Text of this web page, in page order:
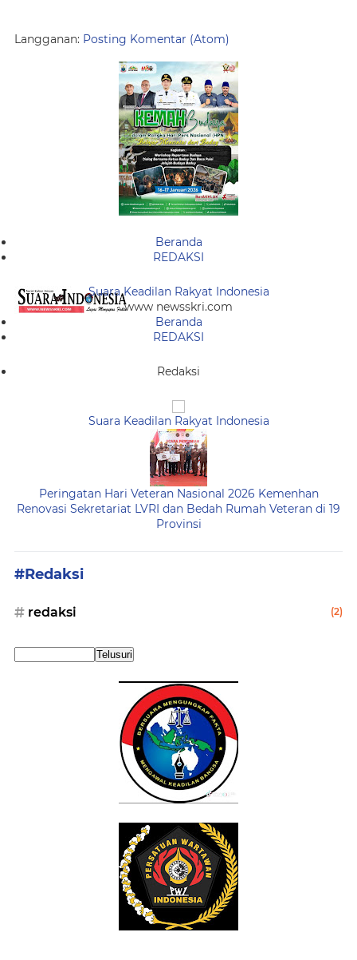
Langganan: Posting Komentar (Atom)
Beranda
REDAKSI
Suara Keadilan Rakyat Indonesia
www newsskri.com
Beranda
REDAKSI
Redaksi
Suara Keadilan Rakyat Indonesia
Peringatan Hari Veteran Nasional 2026 Kemenhan
Renovasi Sekretariat LVRI dan Bedah Rumah Veteran di 19
Provinsi
#Redaksi
redaksi (2)